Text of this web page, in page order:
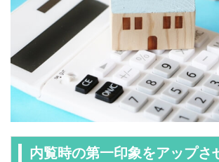
内覧時の第一印象をアップさ